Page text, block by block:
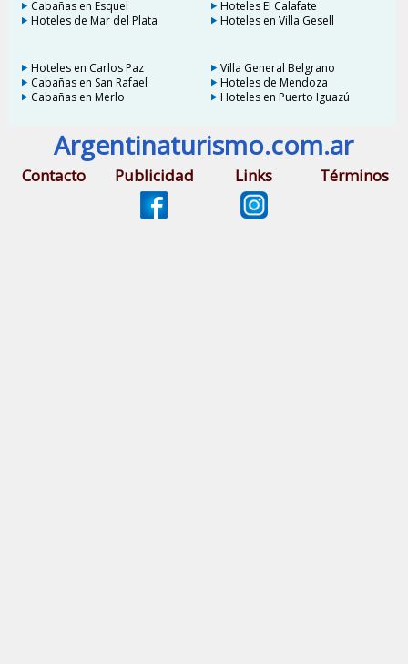
Cabañas en Esquel
Hoteles El Calafate
Hoteles de Mar del Plata
Hoteles en Villa Gesell
Hoteles en Carlos Paz
Villa General Belgrano
Cabañas en San Rafael
Hoteles de Mendoza
Cabañas en Merlo
Hoteles en Puerto Iguazú
Argentinaturismo.com.ar
Contacto Publicidad Links Términos